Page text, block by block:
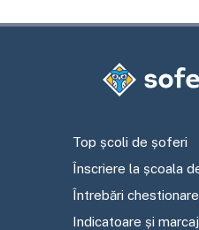
Top școli de șoferi
Înscriere la școala
Întrebări
Indicatoare și